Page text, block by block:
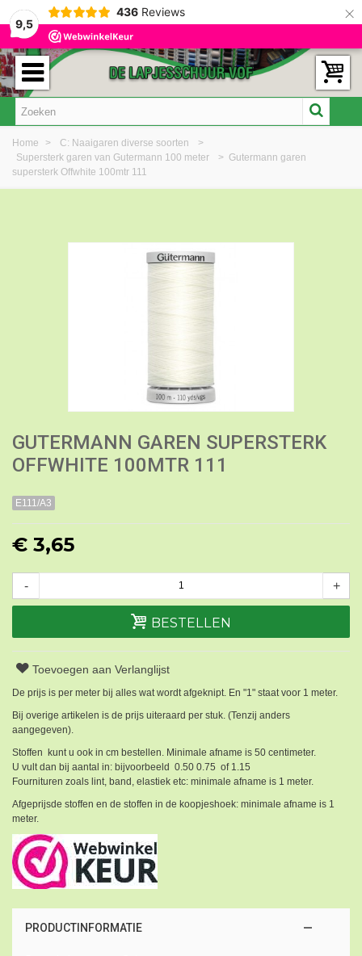
9,5
436 Reviews ×
Home > C: Naaigaren diverse soorten
>
Supersterk garen van Gutermann 100 meter
> Gutermann garen
supersterk Offwhite 100mtr 111
GUTERMANN GAREN SUPERSTERK
OFFWHITE 100MTR 111
E111/A3
€ 3,65
- +
BESTELLEN
Toevoegen aan Verlanglijst
De prijs is per meter bij alles wat wordt afgeknipt. En "1" staat voor 1 meter.
Bij overige artikelen is de prijs uiteraard per stuk. (Tenzij anders
aangegeven).
Stoffen kunt u ook in cm bestellen. Minimale afname is 50 centimeter.
U vult dan bij aantal in: bijvoorbeeld 0.50 0.75 of 1.15
Fournituren zoals lint, band, elastiek etc: minimale afname is 1 meter.
Afgeprijsde stoffen en de stoffen in de koopjeshoek: minimale afname is 1
meter.
PRODUCTINFORMATIE